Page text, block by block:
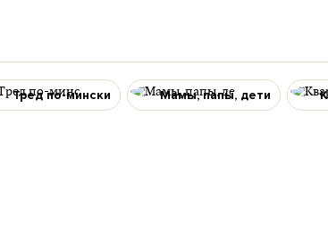
Тред по-мински Мамы, папы, дети